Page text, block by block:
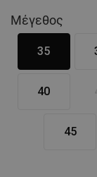
Μέγεθος
35
40
45